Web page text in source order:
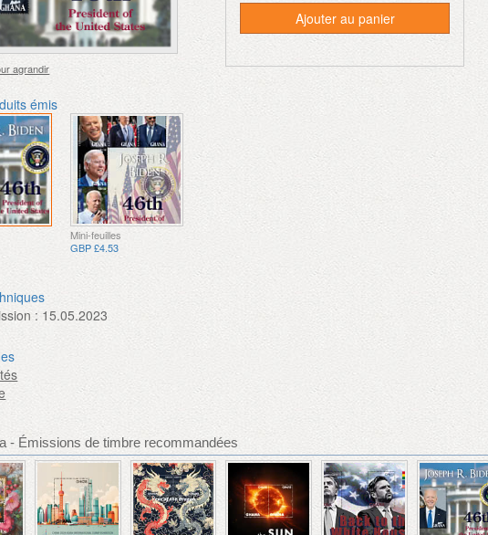
agrandir
Ajouter au panier
émis
Mini-feuilles
GBP £4.53
: 15.05.2023
- Émissions de timbre recommandées